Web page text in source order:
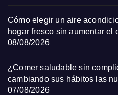
Cómo elegir un aire
hogar fresco sin aumentar el
08/08/2026
¿Comer saludable sin
cambiando sus hábitos las
07/08/2026